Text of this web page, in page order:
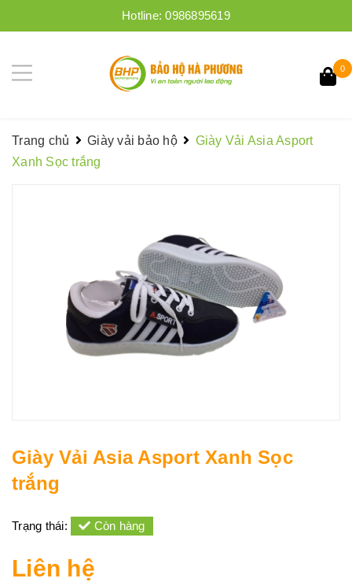
Hotline:0986895619
0
Trang chủ Giày vải bảo hộ
Giày Vải Asia Asport
Xanh Sọc trắng
Giày Vải Asia Asport Xanh Sọc
trắng
Trạng thái: Còn hàng
Liên hệ